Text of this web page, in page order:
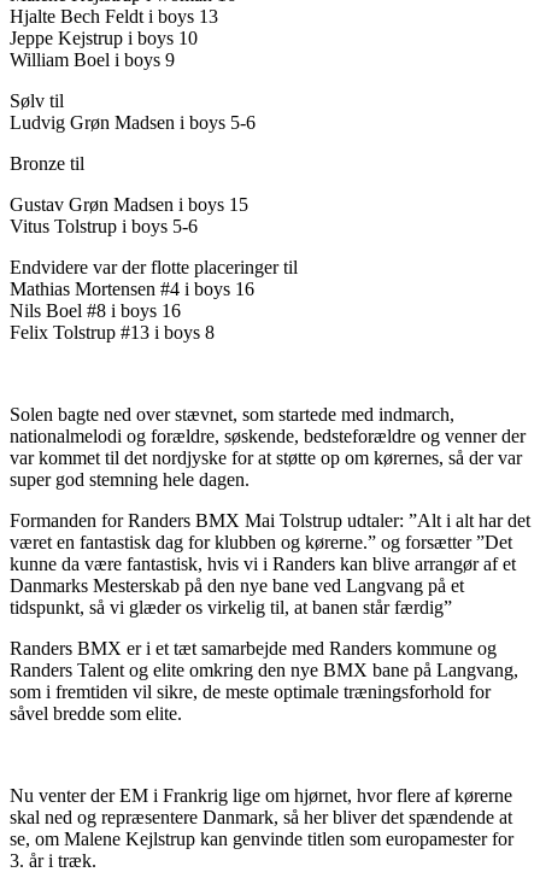
Hjalte Bech Feldt i boys 13
Jeppe Kejstrup i boys 10
William Boel i boys 9
Sølv til
Ludvig Grøn Madsen i boys 5-6
Bronze til
Gustav Grøn Madsen i boys 15
Vitus Tolstrup i boys 5-6
Endvidere var der flotte placeringer til
Mathias Mortensen #4 i boys 16
Nils Boel #8 i boys 16
Felix Tolstrup #13 i boys 8
Solen bagte ned over stævnet, som startede med indmarch,
nationalmelodi og forældre, søskende, bedsteforældre og venner der
var kommet til det nordjyske for at støtte op om kørernes, så der var
super god stemning hele dagen.
Formanden for Randers BMX Mai Tolstrup udtaler: ”Alt i alt har det
været en fantastisk dag for klubben og kørerne.” og forsætter ”Det
kunne da være fantastisk, hvis vi i Randers kan blive arrangør af et
Danmarks Mesterskab på den nye bane ved Langvang på et
tidspunkt, så vi glæder os virkelig til, at banen står færdig”
Randers BMX er i et tæt samarbejde med Randers kommune og
Randers Talent og elite omkring den nye BMX bane på Langvang,
som i fremtiden vil sikre, de meste optimale træningsforhold for
såvel bredde som elite.
Nu venter der EM i Frankrig lige om hjørnet, hvor flere af kørerne
skal ned og repræsentere Danmark, så her bliver det spændende at
se, om Malene Kejlstrup kan genvinde titlen som europamester for
3. år i træk.